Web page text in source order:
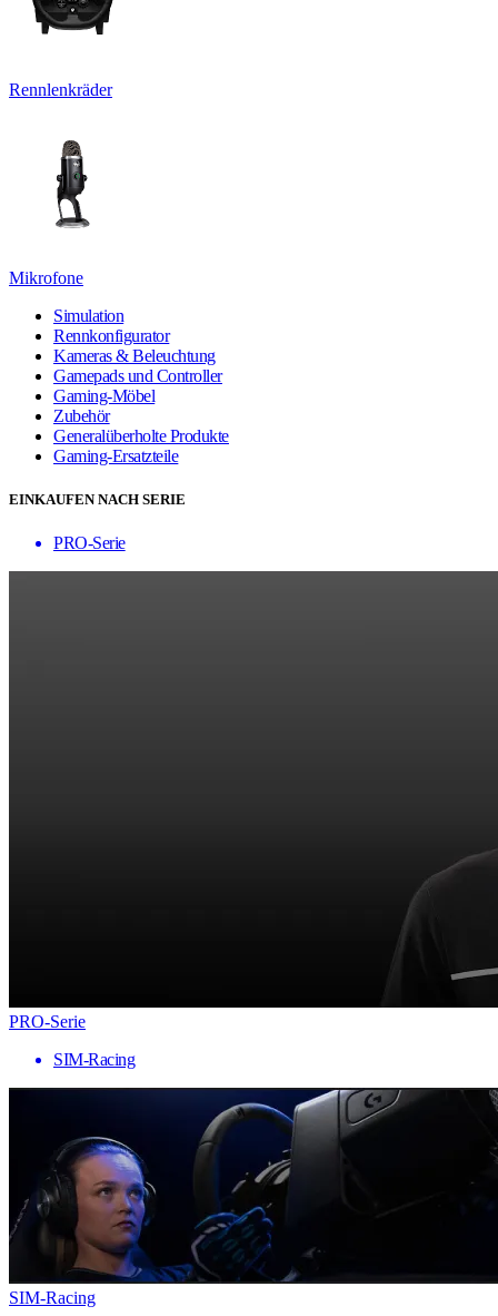
Rennlenkräder
Mikrofone
Simulation
Rennkonfigurator
Kameras & Beleuchtung
Gamepads und Controller
Gaming-Möbel
Zubehör
Generalüberholte Produkte
Gaming-Ersatzteile
EINKAUFEN NACH SERIE
PRO-Serie
PRO-Serie
SIM-Racing
SIM-Racing